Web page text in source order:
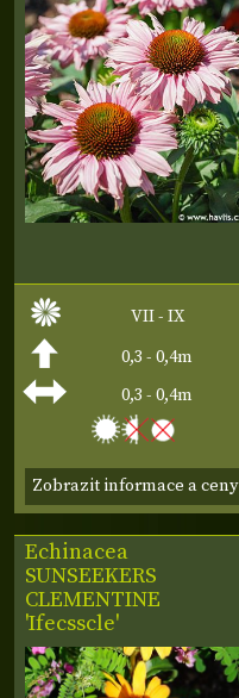
VII - IX
0,3 - 0,4m
0,3 - 0,4m
Zobrazit informace a ceny
Echinacea
SUNSEEKERS
CLEMENTINE
'Ifecsscle'